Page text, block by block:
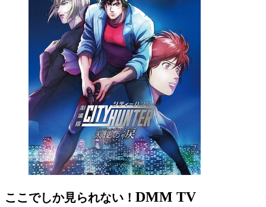
ここでしか見られない！ DMM TV